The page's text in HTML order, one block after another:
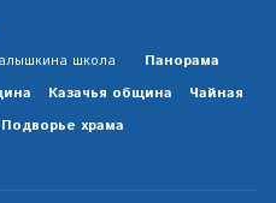
школа
Панорама
Казачья община
Чайная
Подворье храма